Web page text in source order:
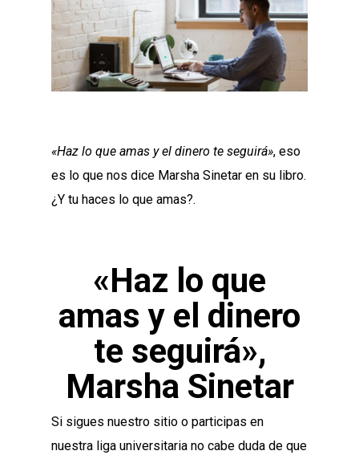
«Haz lo que amas y el dinero te seguirá», eso
es lo que nos dice Marsha Sinetar en su libro.
¿Y tu haces lo que amas?.
«Haz lo que
amas y el dinero
te seguirá»,
Marsha Sinetar
Si sigues nuestro sitio o participas en
nuestra liga universitaria no cabe duda de que